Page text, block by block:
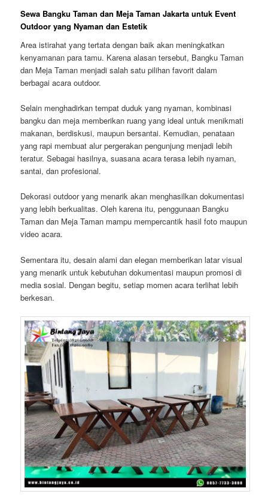
Sewa Bangku Taman dan Meja Taman Jakarta untuk Event
Outdoor yang Nyaman dan Estetik
Area istirahat yang tertata dengan baik akan meningkatkan
kenyamanan para tamu. Karena alasan tersebut, Bangku Taman
dan Meja Taman menjadi salah satu pilihan favorit dalam
berbagai acara outdoor.
Selain menghadirkan tempat duduk yang nyaman, kombinasi
bangku dan meja memberikan ruang yang ideal untuk menikmati
makanan, berdiskusi, maupun bersantai. Kemudian, penataan
yang rapi membuat alur pergerakan pengunjung menjadi lebih
teratur. Sebagai hasilnya, suasana acara terasa lebih nyaman,
santai, dan profesional.
Dekorasi outdoor yang menarik akan menghasilkan dokumentasi
yang lebih berkualitas. Oleh karena itu, penggunaan Bangku
Taman dan Meja Taman mampu mempercantik hasil foto maupun
video acara.
Sementara itu, desain alami dan elegan memberikan latar visual
yang menarik untuk kebutuhan dokumentasi maupun promosi di
media sosial. Dengan begitu, setiap momen acara terlihat lebih
berkesan.